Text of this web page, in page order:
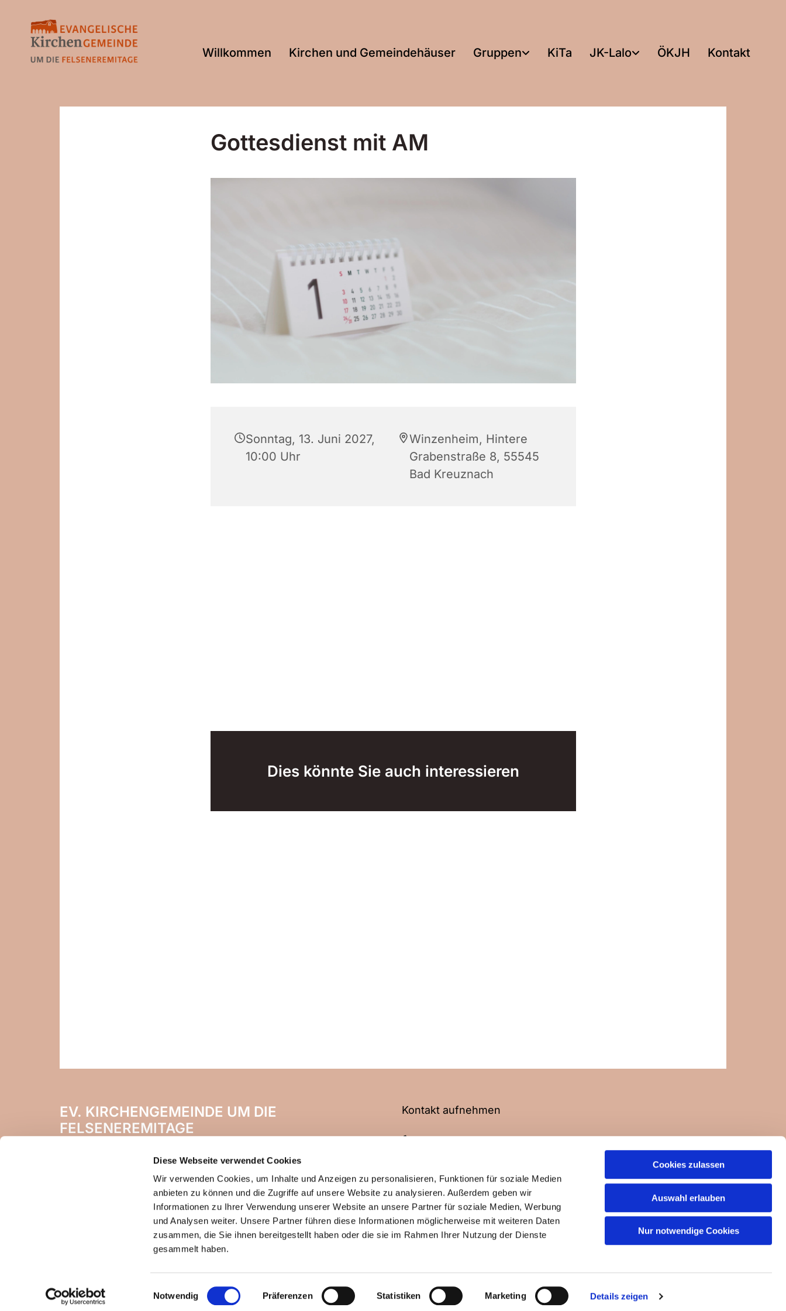
Diese Webseite verwendet Cookies
Wir verwenden Cookies, um Inhalte und Anzeigen zu personalisieren, Funktionen für soziale Medien
anbieten zu können und die Zugriffe auf unsere Website zu analysieren. Außerdem geben wir
Informationen zu Ihrer Verwendung unserer Website an unsere Partner für soziale Medien, Werbung
und Analysen weiter. Unsere Partner führen diese Informationen möglicherweise mit weiteren Daten
zusammen, die Sie ihnen bereitgestellt haben oder die sie im Rahmen Ihrer Nutzung der Dienste
gesammelt haben.
Einwilligungsauswahl
Notwendig Präferenzen Statistiken Marketing Details zeigen
Cookies zulassen
Auswahl erlauben
Nur notwendige Cookies
Willkommen Kirchen und Gemeindehäuser Gruppen KiTa JK-Lalo ÖKJH Kontakt
Gottesdienst mit AM
Sonntag, 13. Juni 2027,
10:00 Uhr
Winzenheim, Hintere
Grabenstraße 8, 55545
Bad Kreuznach
Dies könnte Sie auch interessieren
EV. KIRCHENGEMEINDE UM DIE
FELSENEREMITAGE
Kontakt aufnehmen
06704 2466
info@evangelische-kirchengemeinde-um-die-felseneremitage.de
ChurchDesk-Login